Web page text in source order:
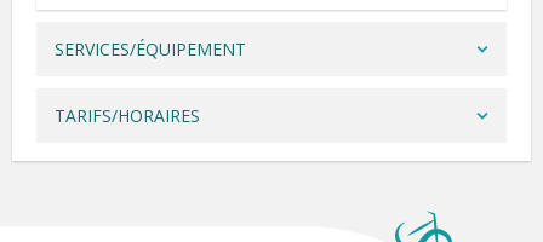
SERVICES/ÉQUIPEMENT
TARIFS/HORAIRES